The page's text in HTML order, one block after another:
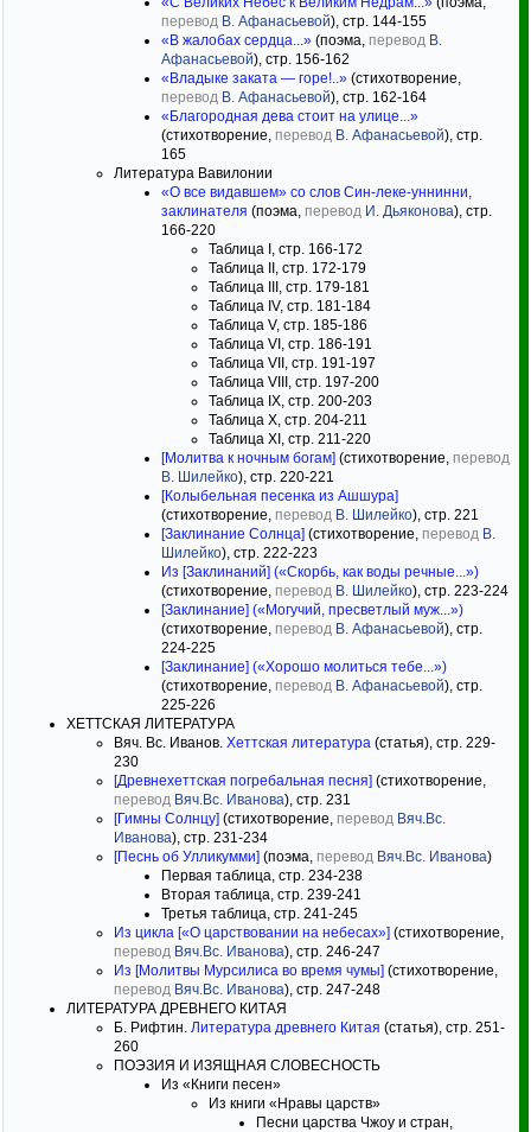
перевод В. Афанасьевой), стр. 144-155
«В жалобах сердца...» (поэма, перевод В.
Афанасьевой), стр. 156-162
«Владыке заката — горе!..» (стихотворение,
перевод В. Афанасьевой), стр. 162-164
«Благородная дева стоит на улице...»
(стихотворение, перевод В. Афанасьевой), стр.
165
Литература Вавилонии
«О все видавшем» со слов Син-леке-уннинни,
заклинателя (поэма, перевод И. Дьяконова), стр.
166-220
Таблица I, стр. 166-172
Таблица II, стр. 172-179
Таблица III, стр. 179-181
Таблица IV, стр. 181-184
Таблица V, стр. 185-186
Таблица VI, стр. 186-191
Таблица VII, стр. 191-197
Таблица VIII, стр. 197-200
Таблица IX, стр. 200-203
Таблица X, стр. 204-211
Таблица XI, стр. 211-220
[Молитва к ночным богам] (стихотворение, перевод
В. Шилейко), стр. 220-221
[Колыбельная песенка из Ашшура]
(стихотворение, перевод В. Шилейко), стр. 221
[Заклинание Солнца] (стихотворение, перевод В.
Шилейко), стр. 222-223
Из [Заклинаний] («Скорбь, как воды речные...»)
(стихотворение, перевод В. Шилейко), стр. 223-224
[Заклинание] («Могучий, пресветлый муж...»)
(стихотворение, перевод В. Афанасьевой), стр.
224-225
[Заклинание] («Хорошо молиться тебе...»)
(стихотворение, перевод В. Афанасьевой), стр.
225-226
ХЕТТСКАЯ ЛИТЕРАТУРА
Вяч. Вс. Иванов. Хеттская литература (статья), стр. 229-
230
[Древнехеттская погребальная песня] (стихотворение,
перевод Вяч.Вс. Иванова), стр. 231
[Гимны Солнцу] (стихотворение, перевод Вяч.Вс.
Иванова), стр. 231-234
[Песнь об Улликумми] (поэма, перевод Вяч.Вс. Иванова)
Первая таблица, стр. 234-238
Вторая таблица, стр. 239-241
Третья таблица, стр. 241-245
Из цикла [«О царствовании на небесах»] (стихотворение,
перевод Вяч.Вс. Иванова), стр. 246-247
Из [Молитвы Мурсилиса во время чумы] (стихотворение,
перевод Вяч.Вс. Иванова), стр. 247-248
ЛИТЕРАТУРА ДРЕВНЕГО КИТАЯ
Б. Рифтин. Литература древнего Китая (статья), стр. 251-
260
ПОЭЗИЯ И ИЗЯЩНАЯ СЛОВЕСНОСТЬ
Из «Книги песен»
Из книги «Нравы царств»
Песни царства Чжоу и стран,